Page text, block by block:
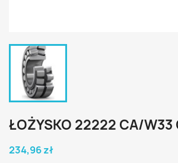
ŁOŻYSKO 22222 CA/W33
234,96 zł